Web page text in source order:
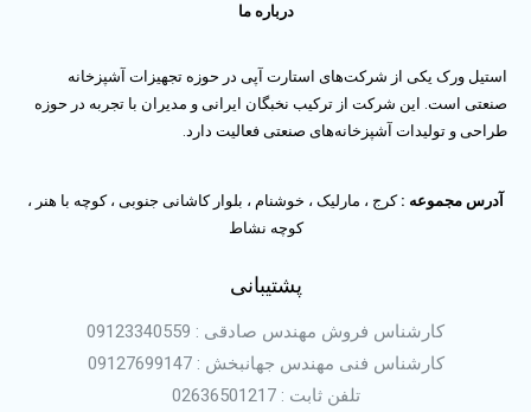
درباره ما
استیل ورک یکی از شرکت‌های استارت آپی در حوزه تجهیزات آشپزخانه
صنعتی است. این شرکت از ترکیب نخبگان ایرانی و مدیران با تجربه در حوزه
طراحی و تولیدات آشپزخانه‌های صنعتی فعالیت دارد.
آدرس مجموعه : کرج ، مارلیک ، خوشنام ، بلوار کاشانی جنوبی ، کوچه با هنر ،
کوچه نشاط
پشتیبانی
کارشناس فروش مهندس صادقی : 09123340559
کارشناس فنی مهندس جهانبخش : 09127699147
تلفن ثابت : 02636501217